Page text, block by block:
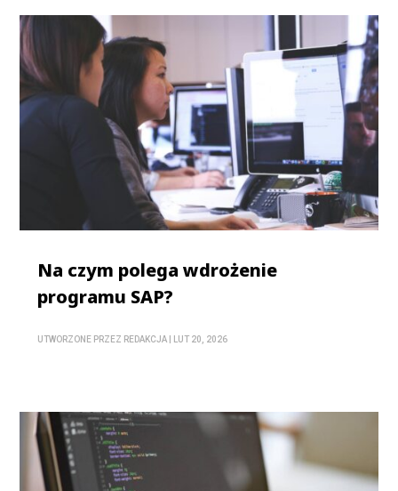
Na czym polega wdrożenie
programu SAP?
UTWORZONE PRZEZ REDAKCJA LUT 20, 2026